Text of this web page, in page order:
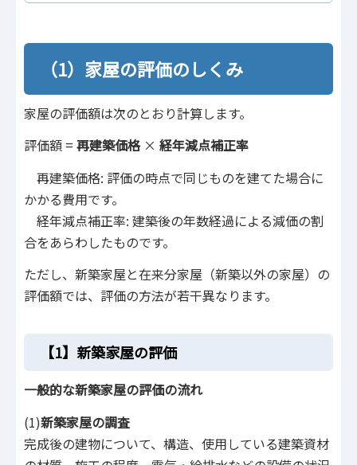
（1）家屋の評価のしくみ
家屋の評価額は次のとおり計算します。
評価額 = 再建築価格× 経年減点補正率
再建築価格: 評価の時点で同じものを建てた場合に
かかる費用です。
経年減点補正率: 建築後の年数経過による減価の割
合をあらわしたものです。
ただし、新築家屋と在来分家屋（新築以外の家屋）の
評価額では、評価の方法が若干異なります。
【1】新築家屋の評価
一般的な新築家屋の評価の流れ
(1)新築家屋の調査
完成後の建物について、構造、使用している建築資材